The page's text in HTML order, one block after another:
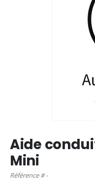
Aide
Mini
Référence # -